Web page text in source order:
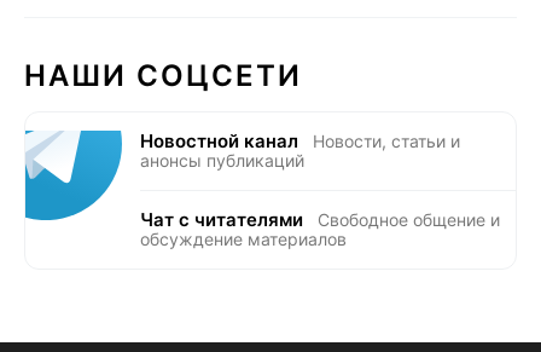
НАШИ СОЦСЕТИ
Новостной канал
Новости, статьи и
анонсы публикаций
Чат с читателями
Свободное общение и
обсуждение материалов